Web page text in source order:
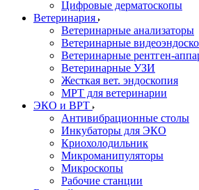
Цифровые дерматоскопы
Ветеринария
Ветеринарные анализаторы
Ветеринарные
Ветеринарные рентген-
Ветеринарные УЗИ
Жесткая вет. эндоскопия
МРТ для ветеринарии
ЭКО и ВРТ
Антивибрационные столы
Инкубаторы для ЭКО
Криохолодильник
Микроманипуляторы
Микроскопы
Рабочие станции